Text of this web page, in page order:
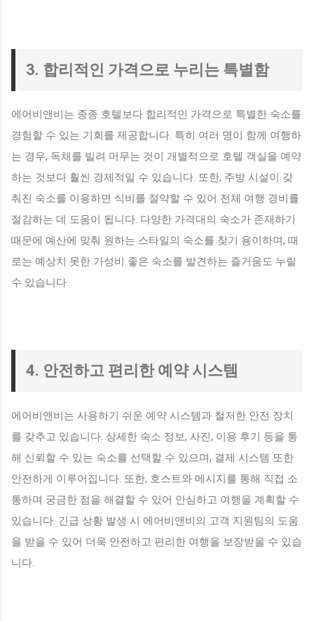
3. 합리적인 가격으로 누리는 특별함
에어비앤비는 종종 호텔보다 합리적인 가격으로 특별한 숙소를
경험할 수 있는 기회를 제공합니다. 특히 여러 명이 함께 여행하
는 경우, 독채를 빌려 머무는 것이 개별적으로 호텔 객실을 예약
하는 것보다 훨씬 경제적일 수 있습니다. 또한, 주방 시설이 갖
춰진 숙소를 이용하면 식비를 절약할 수 있어 전체 여행 경비를
절감하는 데 도움이 됩니다. 다양한 가격대의 숙소가 존재하기
때문에 예산에 맞춰 원하는 스타일의 숙소를 찾기 용이하며, 때
로는 예상치 못한 가성비 좋은 숙소를 발견하는 즐거움도 누릴
수 있습니다.
4. 안전하고 편리한 예약 시스템
에어비앤비는 사용하기 쉬운 예약 시스템과 철저한 안전 장치
를 갖추고 있습니다. 상세한 숙소 정보, 사진, 이용 후기 등을 통
해 신뢰할 수 있는 숙소를 선택할 수 있으며, 결제 시스템 또한
안전하게 이루어집니다. 또한, 호스트와 메시지를 통해 직접 소
통하며 궁금한 점을 해결할 수 있어 안심하고 여행을 계획할 수
있습니다. 긴급 상황 발생 시 에어비앤비의 고객 지원팀의 도움
을 받을 수 있어 더욱 안전하고 편리한 여행을 보장받을 수 있습
니다.